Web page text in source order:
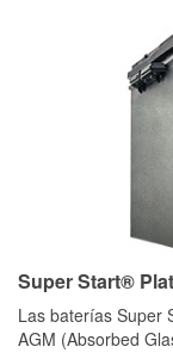
Super Start®
Las baterías Super
AGM (Absorbed